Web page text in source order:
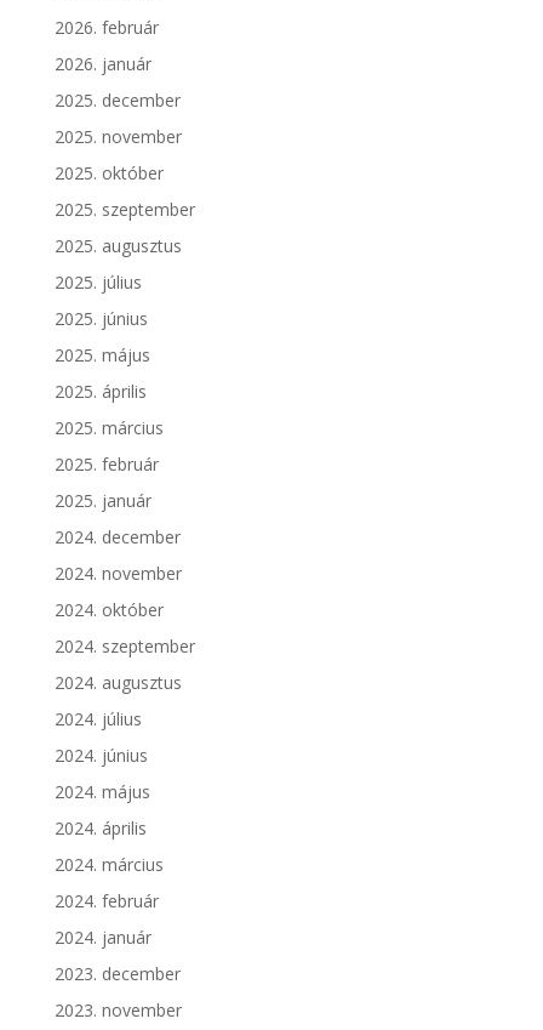
2026. február
2026. január
2025. december
2025. november
2025. október
2025. szeptember
2025. augusztus
2025. július
2025. június
2025. május
2025. április
2025. március
2025. február
2025. január
2024. december
2024. november
2024. október
2024. szeptember
2024. augusztus
2024. július
2024. június
2024. május
2024. április
2024. március
2024. február
2024. január
2023. december
2023. november